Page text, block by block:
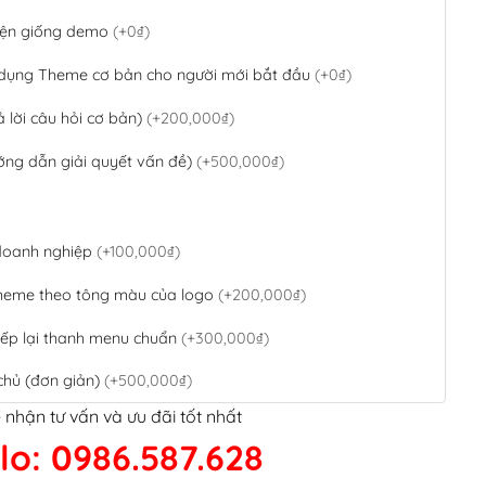
giống demo (+0₫)
Theme cơ bản cho người mới bắt đầu (+0₫)
lời câu hỏi cơ bản) (+200,000₫)
dẫn giải quyết vấn đề) (+500,000₫)
nghiệp (+100,000₫)
theo tông màu của logo (+200,000₫)
lại thanh menu chuẩn (+300,000₫)
(đơn giản) (+500,000₫)
Code ngân hàng(+100,000₫)
kết google, cập nhật sitemap(+50,000₫)
tư vấn và ưu đãi tốt nhất
0986.587.628